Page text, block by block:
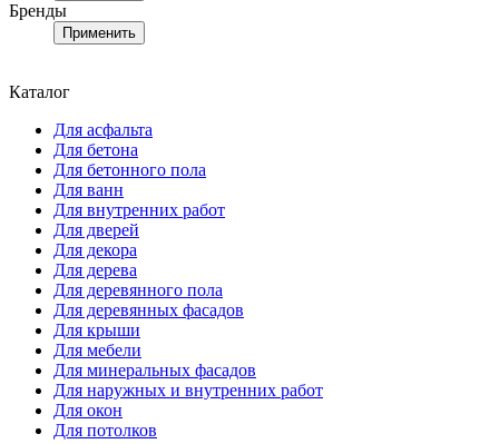
Бренды
Применить
Каталог
Для асфальта
Для бетона
Для бетонного пола
Для ванн
Для внутренних работ
Для дверей
Для декора
Для дерева
Для деревянного пола
Для деревянных фасадов
Для крыши
Для мебели
Для минеральных фасадов
Для наружных и внутренних работ
Для окон
Для потолков